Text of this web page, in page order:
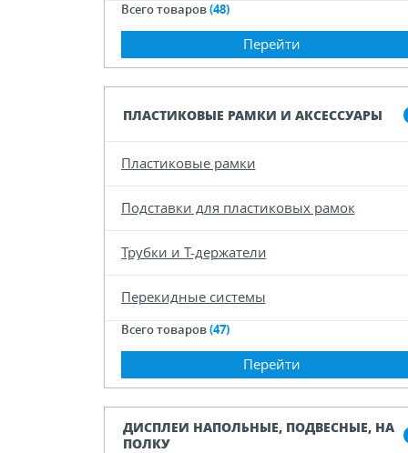
Всего товаров(48)
Перейти
ПЛАСТИКОВЫЕ РАМКИ И АКСЕССУАРЫ
Пластиковые рамки
Подставки для пластиковых рамок
Трубки и Т-держатели
Перекидные системы
Всего товаров(47)
Перейти
ДИСПЛЕИ НАПОЛЬНЫЕ, ПОДВЕСНЫЕ, НА
ПОЛКУ